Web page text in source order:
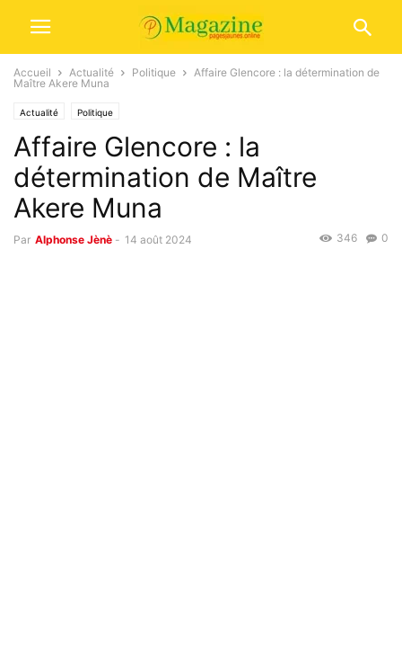
Accueil Actualité Politique
Affaire Glencore : la détermination de
Maître Akere Muna
Actualité Politique
Affaire Glencore : la
détermination de Maître
Akere Muna
Par Alphonse Jènè - 14 août 2024 0
346